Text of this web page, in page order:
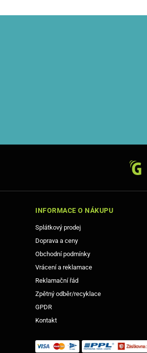
INFORMACE O NÁKUPU
Splátkový prodej
Doprava a ceny
Obchodní podmínky
Vrácení a reklamace
Reklamační řád
Zpětný odběr/recyklace
GPDR
Kontakt